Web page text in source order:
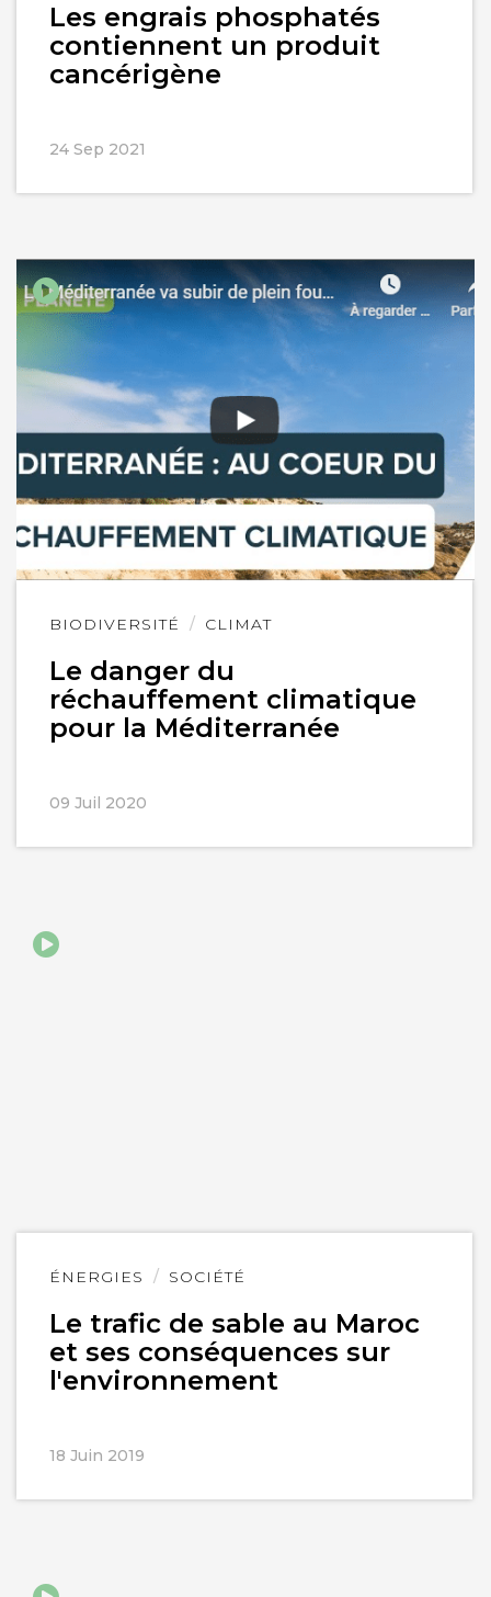
Les engrais phosphatés
contiennent un produit
cancérigène
24 Sep 2021
BIODIVERSITÉ CLIMAT
Le danger du
réchauffement climatique
pour la Méditerranée
09 Juil 2020
Lire
ÉNERGIES SOCIÉTÉ
Le trafic de sable au Maroc
et ses conséquences sur
l'environnement
18 Juin 2019
Lire